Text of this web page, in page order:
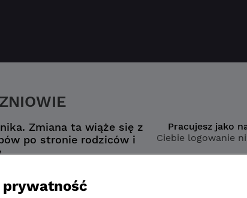
Zmiana ta wiąże się z
po stronie rodziców i
konta
wybierz opcję
zmianą”
Pracujesz jako
Ciebie logowanie